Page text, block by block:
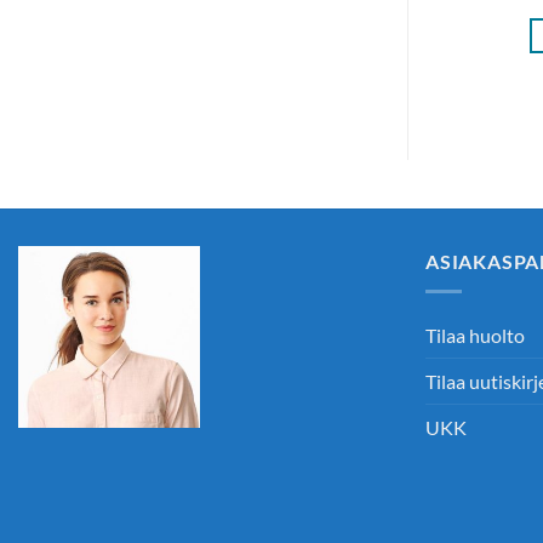
Tilaa huolto
Tilaa
UKK